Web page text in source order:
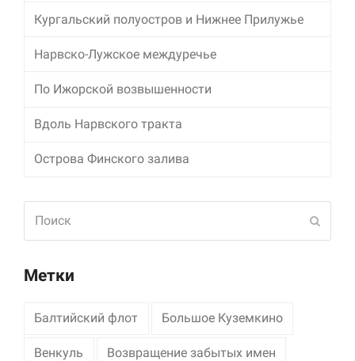
Кургальский полуостров и Нижнее Прилужье
Нарвско-Лужское междуречье
По Ижорской возвышенности
Вдоль Нарвского тракта
Острова Финского залива
Метки
Балтийский флот Большое Куземкино
Венкуль Возвращение забытых имен
Маркетинг
интересами и
поведении во время